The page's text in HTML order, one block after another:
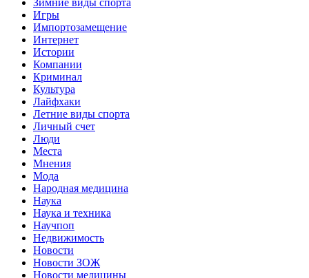
Игры
Импортозамещение
Интернет
Истории
Компании
Криминал
Культура
Лайфхаки
Летние виды спорта
Личный счет
Люди
Места
Мнения
Мода
Народная медицина
Наука
Наука и техника
Научпоп
Недвижимость
Новости
Новости ЗОЖ
Новости медицины